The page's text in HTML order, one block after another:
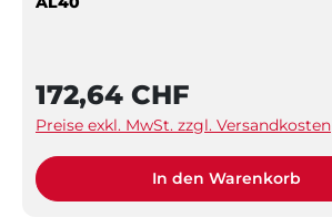
172,64 CHF
Preise exkl. MwSt. zzgl. Versandkosten
In den Warenkorb